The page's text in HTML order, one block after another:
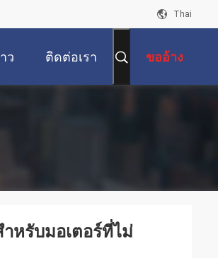
Thai
ว ติดต่อเรา ขออ้าง
หรับมอเตอร์ที่ไม่